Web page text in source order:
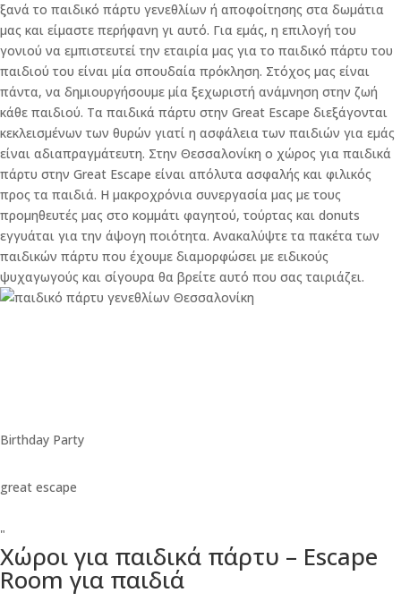
ξανά το παιδικό πάρτυ γενεθλίων ή αποφοίτησης στα δωμάτια
μας και είμαστε περήφανη γι αυτό. Για εμάς, η επιλογή του
γονιού να εμπιστευτεί την εταιρία μας για το παιδικό πάρτυ του
παιδιού του είναι μία σπουδαία πρόκληση. Στόχος μας είναι
πάντα, να δημιουργήσουμε μία ξεχωριστή ανάμνηση στην ζωή
κάθε παιδιού. Τα παιδικά πάρτυ στην Great Escape διεξάγονται
κεκλεισμένων των θυρών γιατί η ασφάλεια των παιδιών για εμάς
είναι αδιαπραγμάτευτη. Στην Θεσσαλονίκη ο χώρος για παιδικά
πάρτυ στην Great Escape είναι απόλυτα ασφαλής και φιλικός
προς τα παιδιά. Η μακροχρόνια συνεργασία μας με τους
προμηθευτές μας στο κομμάτι φαγητού, τούρτας και donuts
εγγυάται για την άψογη ποιότητα. Ανακαλύψτε τα πακέτα των
παιδικών πάρτυ που έχουμε διαμορφώσει με ειδικούς
ψυχαγωγούς και σίγουρα θα βρείτε αυτό που σας ταιριάζει.
Birthday Party
great escape
"
Χώροι για παιδικά πάρτυ – Escape
Room για παιδιά